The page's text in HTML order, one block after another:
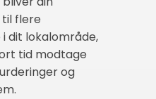
flere
dit lokalområde,
tid modtage
og